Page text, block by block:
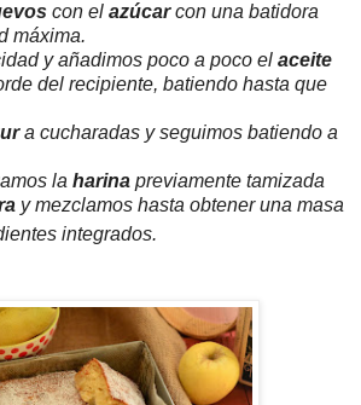
con el azúcarcon una batidora
máxima.
y añadimos poco a poco el aceite
del recipiente, batiendo hasta que
a cucharadas y seguimos batiendo a
la harina previamente tamizada
y mezclamos hasta obtener una masa
integrados.